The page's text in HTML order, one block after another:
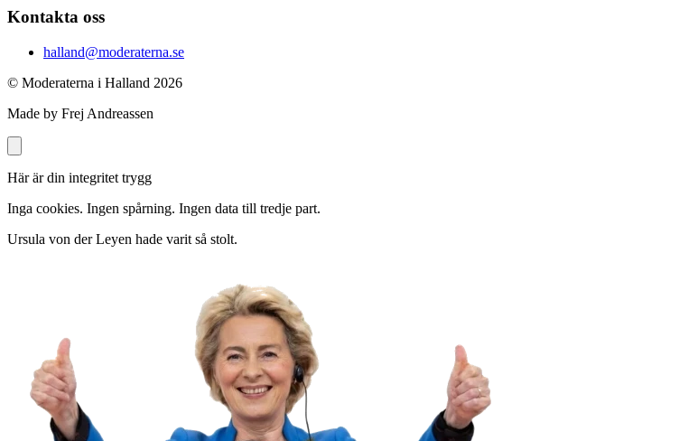
Kontakta oss
halland@moderaterna.se
© Moderaterna i Halland 2026
Made by Frej Andreassen
Här är din integritet trygg
Inga cookies. Ingen spårning. Ingen data till tredje part.
Ursula von der Leyen hade varit så stolt.